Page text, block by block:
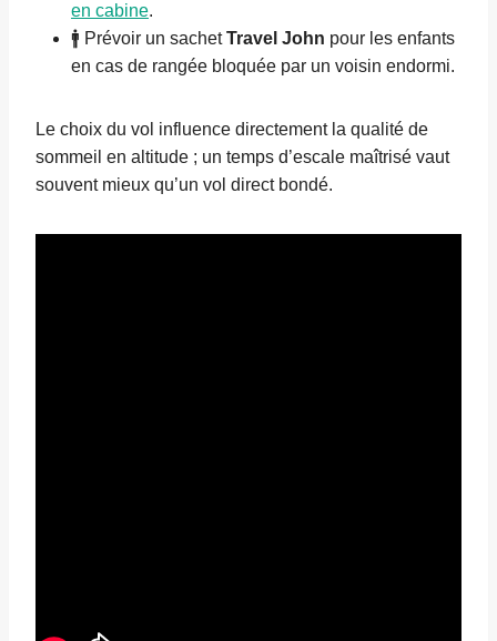
en cabine.
🚹 Prévoir un sachetTravel John pour les enfants
en cas de rangée bloquée par un voisin endormi.
Le choix du vol influence directement la qualité de
sommeil en altitude ; un temps d’escale maîtrisé vaut
souvent mieux qu’un vol direct bondé.